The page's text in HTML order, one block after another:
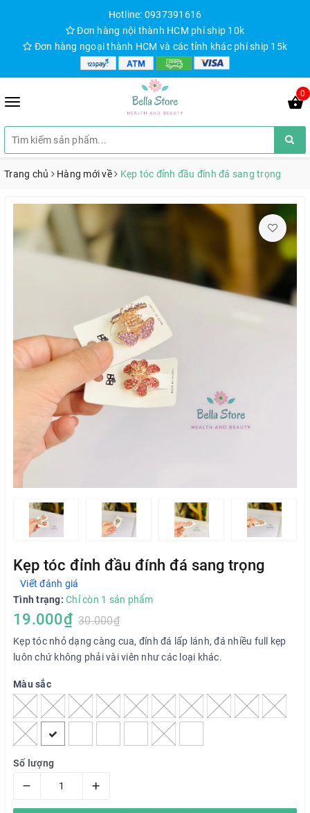
Hotline: 0937391616
Đơn hàng nội thành HCM phí ship 10k
Đơn hàng ngoại thành HCM và các tỉnh khác phí ship 15k
0
Trang chủ Hàng mới về Kẹp tóc đỉnh đầu đính đá sang trọng
Kẹp tóc đỉnh đầu đính đá sang trọng
Viết đánh giá
Tình trạng: Chỉ còn 1 sản phẩm
19.000₫ 30.000₫
Kẹp tóc nhỏ dạng càng cua, đính đá lấp lánh, đá nhiều full kẹp
luôn chứ không phải vài viên như các loại khác.
Màu sắc
Số lượng
– +